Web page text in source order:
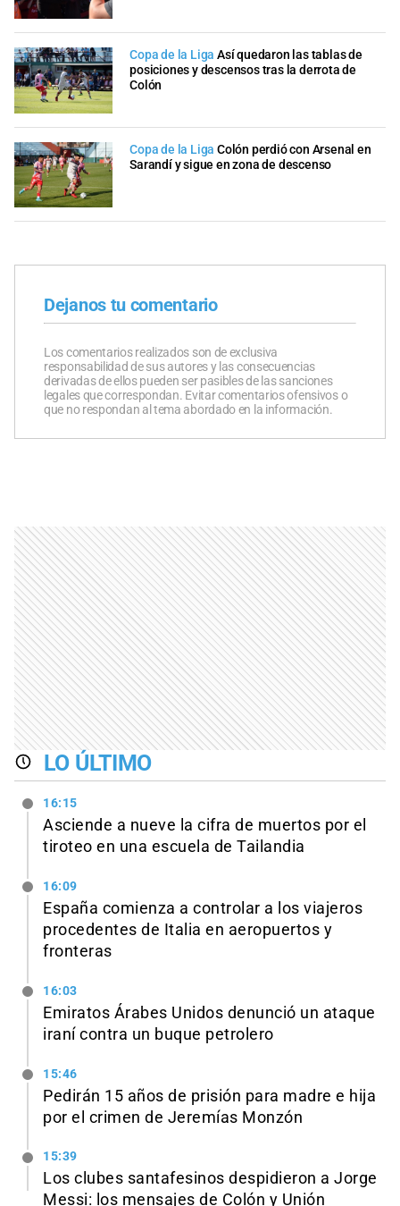
Copa de la Liga Así quedaron las tablas de
posiciones y descensos tras la derrota de
Colón
Copa de la Liga Colón perdió con Arsenal en
Sarandí y sigue en zona de descenso
Dejanos tu comentario
Los comentarios realizados son de exclusiva
responsabilidad de sus autores y las consecuencias
derivadas de ellos pueden ser pasibles de las sanciones
legales que correspondan. Evitar comentarios ofensivos o
que no respondan al tema abordado en la información.
LO ÚLTIMO
16:15
Asciende a nueve la cifra de muertos por el
tiroteo en una escuela de Tailandia
16:09
España comienza a controlar a los viajeros
procedentes de Italia en aeropuertos y
fronteras
16:03
Emiratos Árabes Unidos denunció un ataque
iraní contra un buque petrolero
15:46
Pedirán 15 años de prisión para madre e hija
por el crimen de Jeremías Monzón
15:39
Los clubes santafesinos despidieron a Jorge
Messi: los mensajes de Colón y Unión